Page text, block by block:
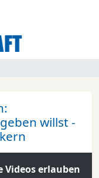
willst -
Videos erlauben